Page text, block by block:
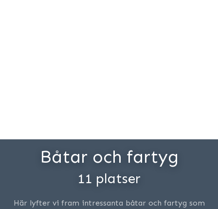
Båtar och fartyg
11 platser
Här lyfter vi fram intressanta båtar och fartyg som